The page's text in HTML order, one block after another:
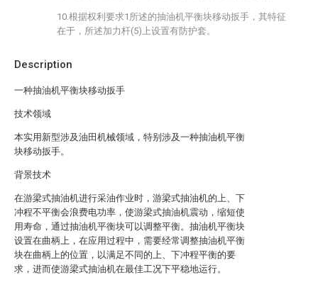
Description
一种抽油机平衡块移动扳手
技术领域
本实用新型涉及油田机械领域，特别涉及一种抽油机平衡
块移动扳手。
背景技术
在游梁式抽油机进行采油作业时，游梁式抽油机的上、下
冲程不平衡会浪费电功率，使游梁式抽油机震动，缩短使
用寿命，通过抽油机平衡块可以调整平衡。抽油机平衡块
设置在曲柄上，在应用过程中，需要经常调整抽油机平衡
块在曲柄上的位置，以满足不同的上、下冲程平衡的要
求，进而使游梁式抽油机在最佳工况下平稳地运行。
10.根据权利要求1所述的抽油机平衡块移动扳手，其特征
在于，所述加力杆(5)上设置有防护套。